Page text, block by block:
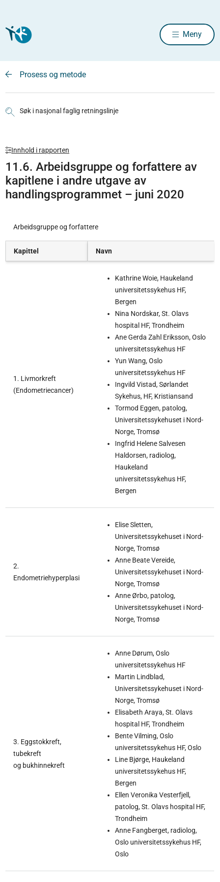
Meny
Prosess og metode
Søk i nasjonal faglig retningslinje
Innhold i rapporten
11.6. Arbeidsgruppe og forfattere av
kapitlene i andre utgave av
handlingsprogrammet – juni 2020
Arbeidsgruppe og forfattere
Kapittel Navn
1. Livmorkreft
(Endometriecancer)
Kathrine Woie, Haukeland
universitetssykehus HF,
Bergen
Nina Nordskar, St. Olavs
hospital HF, Trondheim
Ane Gerda Zahl Eriksson, Oslo
universitetssykehus HF
Yun Wang, Oslo
universitetssykehus HF
Ingvild Vistad, Sørlandet
Sykehus, HF, Kristiansand
Tormod Eggen, patolog,
Universitetssykehuset i Nord-
Norge, Tromsø
Ingfrid Helene Salvesen
Haldorsen, radiolog,
Haukeland
universitetssykehus HF,
Bergen
2.
Endometriehyperplasi
Elise Sletten,
Universitetssykehuset i Nord-
Norge, Tromsø
Anne Beate Vereide,
Universitetssykehuset i Nord-
Norge, Tromsø
Anne Ørbo, patolog,
Universitetssykehuset i Nord-
Norge, Tromsø
3. Eggstokkreft,
tubekreft
og bukhinnekreft
Anne Dørum, Oslo
universitetssykehus HF
Martin Lindblad,
Universitetssykehuset i Nord-
Norge, Tromsø
Elisabeth Araya, St. Olavs
hospital HF, Trondheim
Bente Vilming, Oslo
universitetssykehus HF, Oslo
Line Bjørge, Haukeland
universitetssykehus HF,
Bergen
Ellen Veronika Vesterfjell,
patolog, St. Olavs hospital HF,
Trondheim
Anne Fangberget, radiolog,
Oslo universitetssykehus HF,
Oslo